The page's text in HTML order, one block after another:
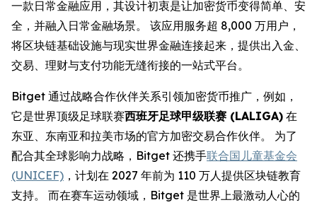
一款日常金融应用，其设计初衷是让加密货币变得简单、安
全，并融入日常金融场景。 该应用服务超 8,000 万用户，
将区块链基础设施与现实世界金融连接起来，提供出入金、
交易、理财与支付功能无缝衔接的一站式平台。
Bitget 通过战略合作伙伴关系引领加密货币推广，例如，
它是世界顶级足球联赛西班牙足球甲级联赛 (LALIGA) 在
东亚、东南亚和拉美市场的官方加密交易合作伙伴。 为了
配合其全球影响力战略，Bitget 还携手联合国儿童基金会
(UNICEF) ，计划在 2027 年前为 110 万人提供区块链教育
支持。 而在赛车运动领域，Bitget 是世界上最激动人心的